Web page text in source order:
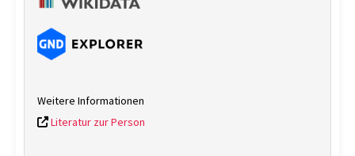
Weitere Informationen
Literatur zur Person